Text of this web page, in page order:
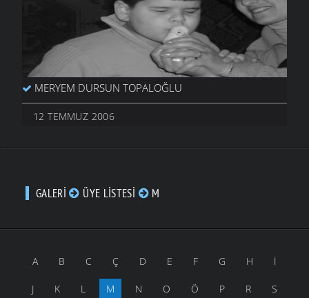
MERYEM DURSUN TOPALOĞLU
12 TEMMUZ 2006
GALERI ÜYE LISTESI M
A B C Ç D E F G H İ
J K L M N O Ö P R S